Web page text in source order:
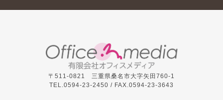
〒511-0821 三重県桑名市大字矢田760-1
TEL.0594-23-2450 / FAX.0594-23-3643